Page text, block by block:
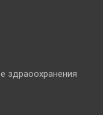
здраоохранения